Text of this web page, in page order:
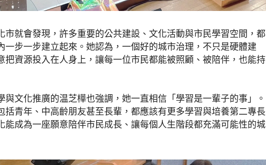
市就會發現，許多重要的公共建設、文化活動與市民學習空間，都
一步一步建立起來。她認為，一個好的城市治理，不只是硬體建
把資源投入在人身上，讓每一位市民都能被照顧、被陪伴，也能持
與文化推廣的温芝樺也強調，她一直相信「學習是一輩子的事」。
括青年、中高齡朋友甚至長輩，都應該有更多學習與培養第二專長
能成為一座願意陪伴市民成長、讓每個人生階段都充滿可能性的城